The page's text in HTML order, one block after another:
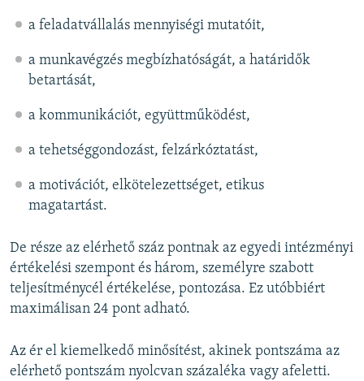
a feladatvállalás mennyiségi mutatóit,
a munkavégzés megbízhatóságát, a határidők
betartását,
a kommunikációt, együttműködést,
a tehetséggondozást, felzárkóztatást,
a motivációt, elkötelezettséget, etikus
magatartást.
De része az elérhető száz pontnak az egyedi intézményi
értékelési szempont és három, személyre szabott
teljesítménycél értékelése, pontozása. Ez utóbbiért
maximálisan 24 pont adható.
Az ér el kiemelkedő minősítést, akinek pontszáma az
elérhető pontszám nyolcvan százaléka vagy afeletti.